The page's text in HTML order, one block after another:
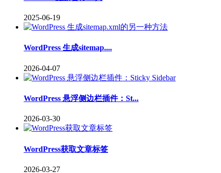
2025-06-19
WordPress 生成sitemap....
2026-04-07
WordPress 悬浮侧边栏插件：St...
2026-03-30
WordPress获取文章标签
2026-03-27